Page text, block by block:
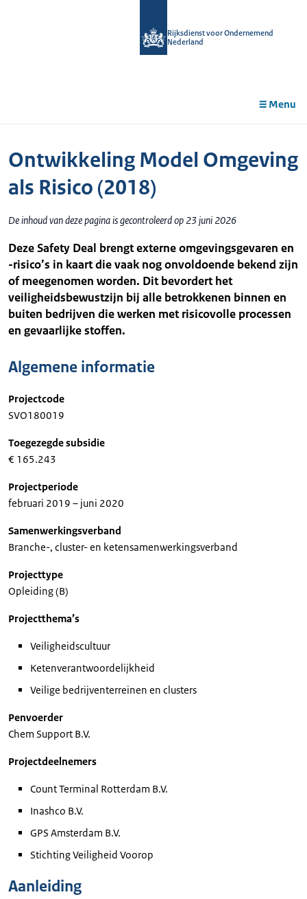
Rijksdienst voor Ondernemend
Nederland
Menu
Ontwikkeling Model Omgeving
als Risico (2018)
De inhoud van deze pagina is gecontroleerd op 23 juni 2026
Deze Safety Deal brengt externe omgevingsgevaren en
-risico’s in kaart die vaak nog onvoldoende bekend zijn
of meegenomen worden. Dit bevordert het
veiligheidsbewustzijn bij alle betrokkenen binnen en
buiten bedrijven die werken met risicovolle processen
en gevaarlijke stoffen.
Algemene informatie
Projectcode
SVO180019
Toegezegde subsidie
€ 165.243
Projectperiode
februari 2019 – juni 2020
Samenwerkingsverband
Branche-, cluster- en ketensamenwerkingsverband
Projecttype
Opleiding (B)
Projectthema’s
Veiligheidscultuur
Ketenverantwoordelijkheid
Veilige bedrijventerreinen en clusters
Penvoerder
Chem Support B.V.
Projectdeelnemers
Count Terminal Rotterdam B.V.
Inashco B.V.
GPS Amsterdam B.V.
Stichting Veiligheid Voorop
Aanleiding